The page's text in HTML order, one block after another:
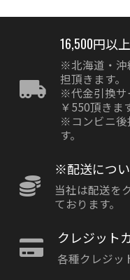
16,500円以
※北海道・沖
担頂きます。
※代金引換サ
￥550頂きま
※コンビニ後
す。
※配送につ
当社は配送を
ております。
クレジット
各種クレジッ